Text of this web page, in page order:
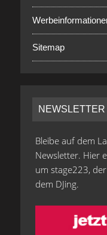
Sitemap
NEWSLETTER
Bleibe auf dem
Newsletter. Hier
um stage223,
dem DJing.